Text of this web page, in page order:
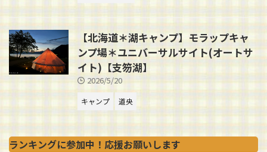
【北海道＊湖キャンプ】モラップキャ
ンプ場＊ユニバーサルサイト(オートサ
イト)【支笏湖】
2026/5/20
キャンプ 道央
ランキングに参加中！応援お願いします